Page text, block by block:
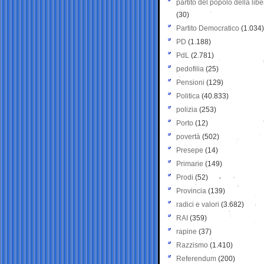
partito del popolo della
(30)
Partito Democratico (1.034)
PD (1.188)
PdL (2.781)
pedofilia (25)
Pensioni (129)
Politica (40.833)
polizia (253)
Porto (12)
povertà (502)
Presepe (14)
Primarie (149)
Prodi (52)
Provincia (139)
radici e valori (3.682)
RAI (359)
rapine (37)
Razzismo (1.410)
Referendum (200)